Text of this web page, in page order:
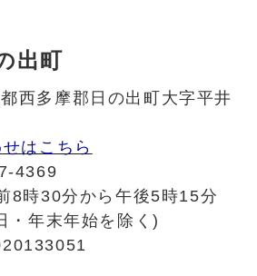
出町
西多摩郡日の出町大字平井
はこちら
4369
8時30分から午後5時15分
・年末年始を除く)